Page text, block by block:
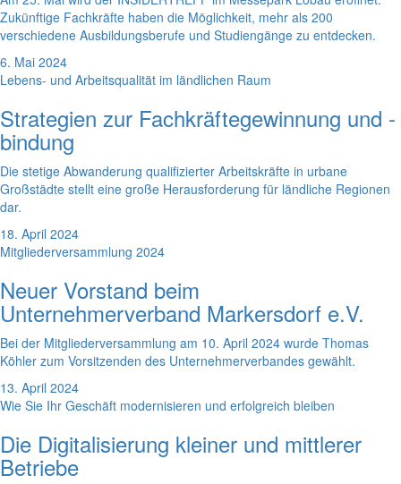
Zukünftige Fachkräfte haben die Möglichkeit, mehr als 200
verschiedene Ausbildungsberufe und Studiengänge zu entdecken.
6. Mai 2024
Lebens- und Arbeitsqualität im ländlichen Raum
Strategien zur Fachkräftegewinnung und -
bindung
Die stetige Abwanderung qualifizierter Arbeitskräfte in urbane
Großstädte stellt eine große Herausforderung für ländliche Regionen
dar.
18. April 2024
Mitgliederversammlung 2024
Neuer Vorstand beim
Unternehmerverband Markersdorf e.V.
Bei der Mitgliederversammlung am 10. April 2024 wurde Thomas
Köhler zum Vorsitzenden des Unternehmerverbandes gewählt.
13. April 2024
Wie Sie Ihr Geschäft modernisieren und erfolgreich bleiben
Die Digitalisierung kleiner und mittlerer
Betriebe